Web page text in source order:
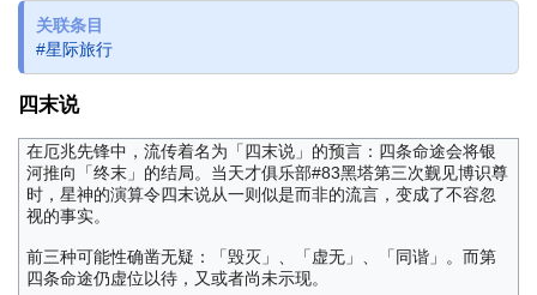
关联条目
#星际旅行
四末说
在厄兆先锋中，流传着名为「四末说」的预言：四条命途会将银
河推向「终末」的结局。当天才俱乐部#83黑塔第三次觐见博识尊
时，星神的演算令四末说从一则似是而非的流言，变成了不容忽
视的事实。
前三种可能性确凿无疑：「毁灭」、「虚无」、「同谐」。而第
四条命途仍虚位以待，又或者尚未示现。